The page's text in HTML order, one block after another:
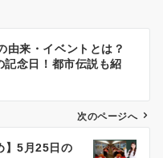
由来・イベントとは？
記念日！都市伝説も紹
次のページへ
】5月25日の